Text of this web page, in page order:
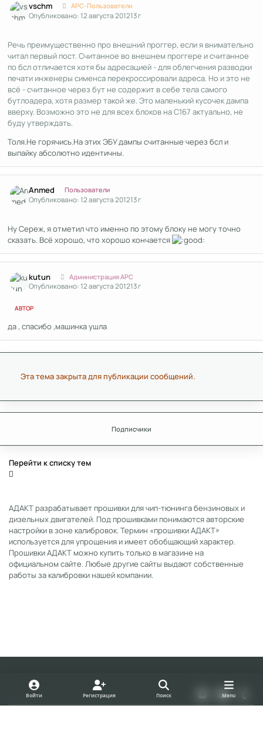
vschm APC-Пользователи
Опубликовано:12 августа 201213 г
Речь преимущественно про внешний проггер, если я внимательно
читал первый пост. Считанное во внешнем проггере и считанное
по бсл отличается хотя бы адресацией - для облегчения разводки
печати инженеры сименса перекроссировали адреса. Но и это не
всё - считанное через бут не содержит в себе тела самого
бутлоадера, хотя размер такой же. Это маленький кусочек дампа
вверху. Возможно это не для всех блоков на С167 актуально, не
буду утверждать.
Толя.Не горячись.На этих ЭБУ дампы считанные через бсл и
выпайку абсолютно идентичны.
Anmed Пользователи
Опубликовано:12 августа 201213 г
Ну Сереж, я отметил что именно по этому блоку не могу точно
сказать. Всё хорошо, что хорошо кончается
kutun Администрация APC
Опубликовано:12 августа 201213 г
АВТОР
да , спасибо ,машинка ушла
Эта тема закрыта для публикации сообщений.
Подписчики
Перейти к списку тем
АДАКТ разрабатывает прошивки для чип-тюнинга бензиновых и
дизельных двигателей. Под прошивками понимаются авторские
настройки в зоне калибровок. Термин «прошивки АДАКТ»
используется для упрощения и имеет обобщающий характер.
Прошивки АДАКТ можно купить только в магазине на
официальном сайте. Любые другие сайты выдают собственные
работы за калибровки нашей компании.
Light ModeDark ModeSystem Preference
k
o
t
u
Войти Регистрация Поиск Menu